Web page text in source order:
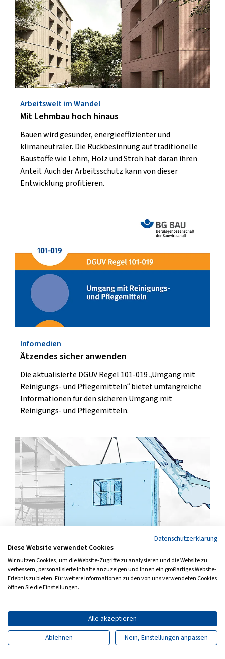
Arbeitswelt im Wandel
Mit Lehmbau hoch hinaus
Bauen wird gesünder, energieeffizienter und
klimaneutraler. Die Rückbesinnung auf traditionelle
Baustoffe wie Lehm, Holz und Stroh hat daran ihren
Anteil. Auch der Arbeitsschutz kann von dieser
Entwicklung profitieren.
Infomedien
Ätzendes sicher anwenden
Die aktualisierte DGUV Regel 101-019 „Umgang mit
Reinigungs- und Pflegemitteln“ bietet umfangreiche
Informationen für den sicheren Umgang mit
Reinigungs- und Pflegemitteln.
Auf einen Blick
Energetische Sanierung: nachhaltig und sicher
Zukunft fit zu machen, bedeutet viel Arbeit und ist
verbunden mit der ein oder anderen Gefährdung für
Sicherheit und Gesundheit.
Datenschutzerklärung
Diese Website verwendet Cookies
Wir nutzen Cookies, um die Website-Zugriffe zu analysieren und die Website zu
verbessern, personalisierte Inhalte anzuzeigen und Ihnen ein großartiges Website-
Erlebnis zu bieten. Für weitere Informationen zu den von uns verwendeten Cookies
öffnen Sie die Einstellungen.
Alle akzeptieren
Ablehnen
Nein, Einstellungen anpassen